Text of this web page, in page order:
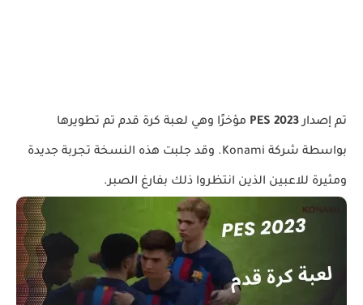
تم إصدارPES 2023 مؤخرًا وهي لعبة كرة قدم تم تطويرها
بواسطة شركة Konami. وقد جلبت هذه النسخة تجربة جديدة
ومثيرة للاعبين الذين انتظروا ذلك بفارغ الصبر.